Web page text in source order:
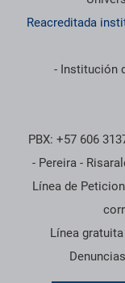
Reacreditada
- Institución
PBX: +57 606
- Pereira -
Línea de
Línea